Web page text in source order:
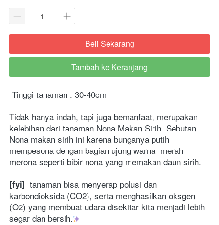
`Beli Sekarang
`
Tambah ke Keranjang
Tinggi tanaman : 30-40cm
Tidak hanya indah, tapi juga bemanfaat, merupakan
kelebihan dari tanaman Nona Makan Sirih. Sebutan
Nona makan sirih ini karena bunganya putih
mempesona dengan bagian ujung warna  merah
merona seperti bibir nona yang memakan daun sirih.
[fyi] tanaman bisa menyerap polusi dan
karbondioksida (CO2), serta menghasilkan oksgen
(O2) yang membuat udara disekitar kita menjadi lebih
segar dan bersih.